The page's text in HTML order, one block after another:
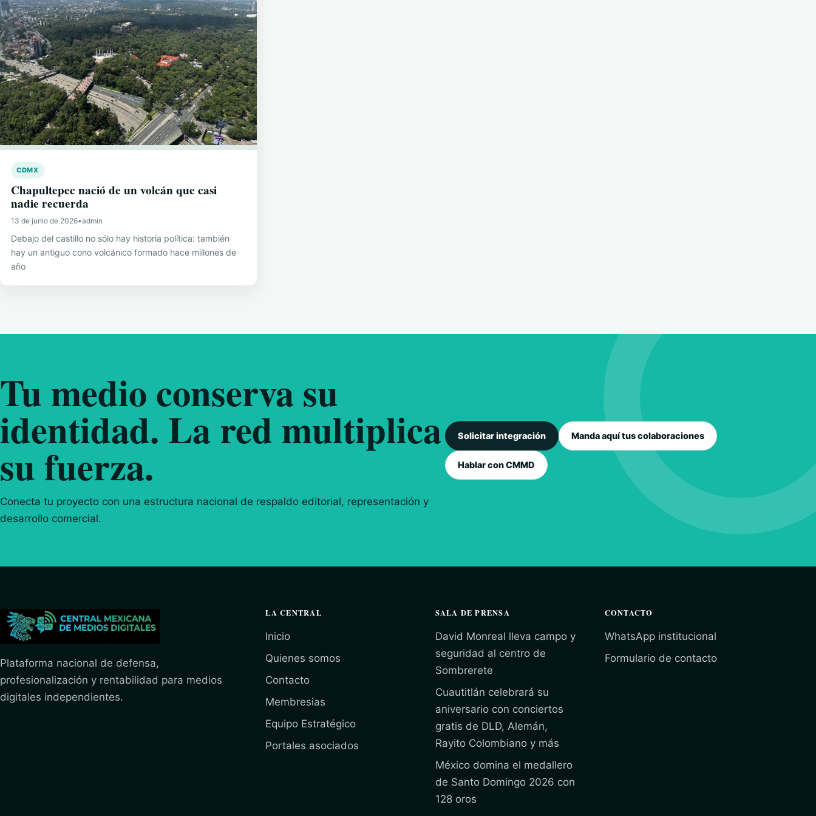
CDMX
Chapultepec nació de un volcán que casi
nadie recuerda
13 de junio de 2026•admin
Debajo del castillo no sólo hay historia política: también
hay un antiguo cono volcánico formado hace millones de
año
Tu medio conserva su
identidad. La red multiplica
su fuerza.
Conecta tu proyecto con una estructura nacional de respaldo editorial, representación y
desarrollo comercial.
Solicitar integración Manda aquí tus colaboraciones
Hablar con CMMD
Plataforma nacional de defensa,
profesionalización y rentabilidad para medios
digitales independientes.
LA CENTRAL
Inicio
Quienes somos
Contacto
Membresias
Equipo Estratégico
Portales asociados
SALA DE PRENSA
David Monreal lleva campo y
seguridad al centro de
Sombrerete
Cuautitlán celebrará su
aniversario con conciertos
gratis de DLD, Alemán,
Rayito Colombiano y más
México domina el medallero
de Santo Domingo 2026 con
128 oros
CONTACTO
WhatsApp institucional
Formulario de contacto